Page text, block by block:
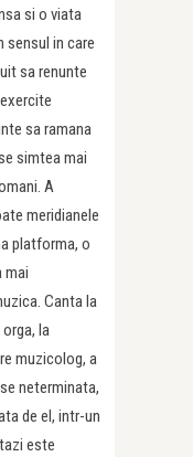
si o viata
sensul in care
sa renunte
sa ramana
simtea mai
A
meridianele
platforma, o
mai
Canta la
la
muzicolog, a
neterminata,
de el, intr-un
este